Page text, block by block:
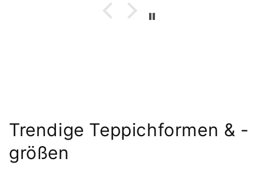
Trendige Teppichformen & -
größen